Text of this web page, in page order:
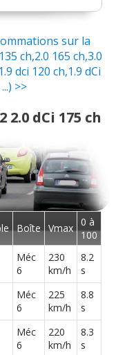
sur la
ch,2.0 165 ch,3.0
dci 120 ch,1.9 dCi
>>
dCi 175 ch
Boîte Vmax 0 à
100
Méc
6
230
km/h
8.2
s
Méc
6
225
km/h
8.8
s
Méc
6
220
km/h
8.3
s